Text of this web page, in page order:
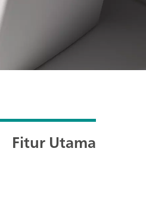
Fitur Utama